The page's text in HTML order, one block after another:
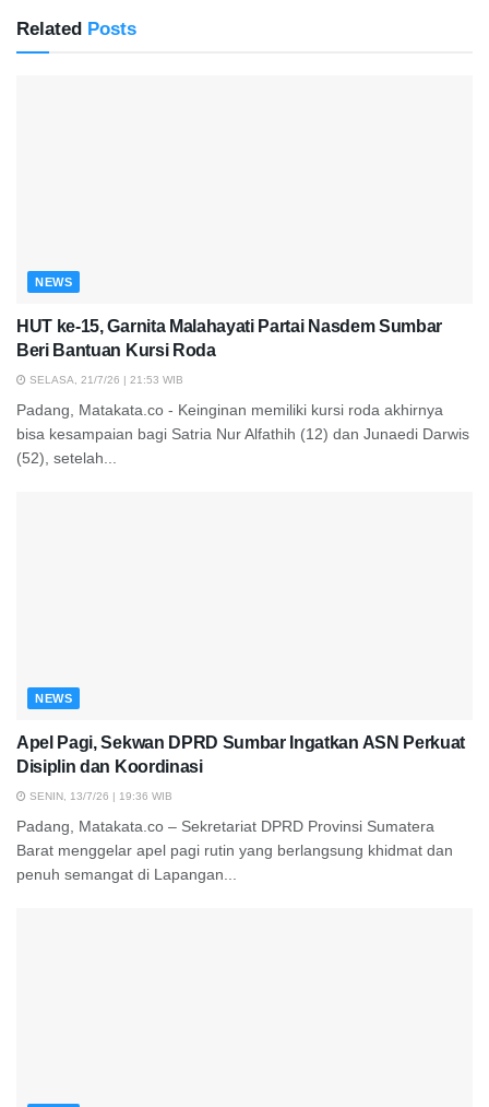
Related Posts
NEWS
HUT ke-15, Garnita Malahayati Partai Nasdem Sumbar
Beri Bantuan Kursi Roda
SELASA, 21/7/26 | 21:53 WIB
Padang, Matakata.co - Keinginan memiliki kursi roda akhirnya
bisa kesampaian bagi Satria Nur Alfathih (12) dan Junaedi Darwis
(52), setelah...
NEWS
Apel Pagi, Sekwan DPRD Sumbar Ingatkan ASN Perkuat
Disiplin dan Koordinasi
SENIN, 13/7/26 | 19:36 WIB
Padang, Matakata.co – Sekretariat DPRD Provinsi Sumatera
Barat menggelar apel pagi rutin yang berlangsung khidmat dan
penuh semangat di Lapangan...